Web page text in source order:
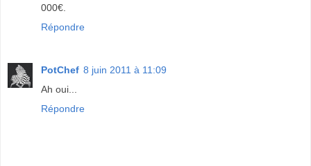
000€.
Répondre
PotChef 8 juin 2011 à 11:09
Ah oui...
Répondre